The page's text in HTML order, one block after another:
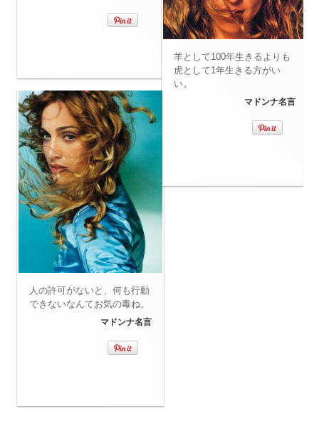
人の許可がないと、何も行動
できないなんてお気の毒ね。
マドンナ名言
羊として100年生きるよりも
虎として1年生きる方がい
い。
マドンナ名言